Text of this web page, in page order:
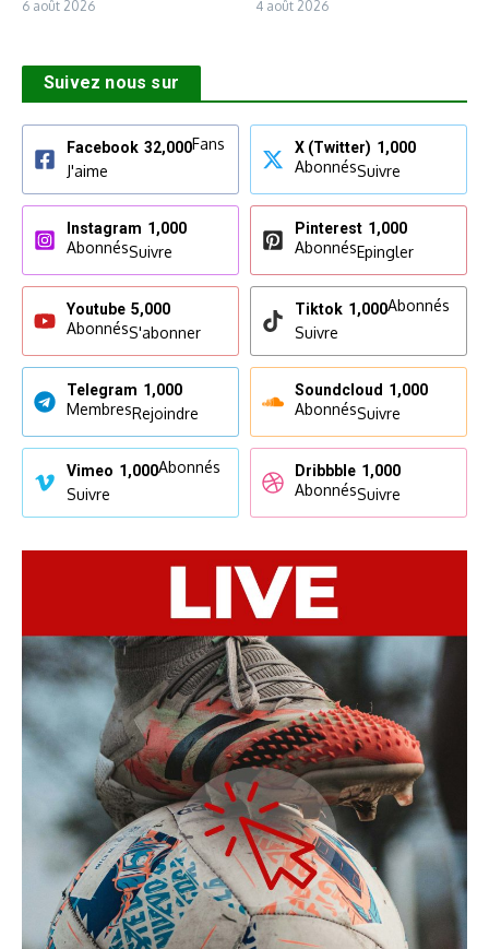
6 août 2026 4 août 2026
Suivez nous sur
Facebook 32,000Fans
J'aime
X (Twitter) 1,000
AbonnésSuivre
Instagram 1,000
AbonnésSuivre
Pinterest 1,000
AbonnésEpingler
Youtube 5,000
AbonnésS'abonner
Tiktok 1,000Abonnés
Suivre
Telegram 1,000
MembresRejoindre
Soundcloud 1,000
AbonnésSuivre
Vimeo 1,000Abonnés
Suivre
Dribbble 1,000
AbonnésSuivre